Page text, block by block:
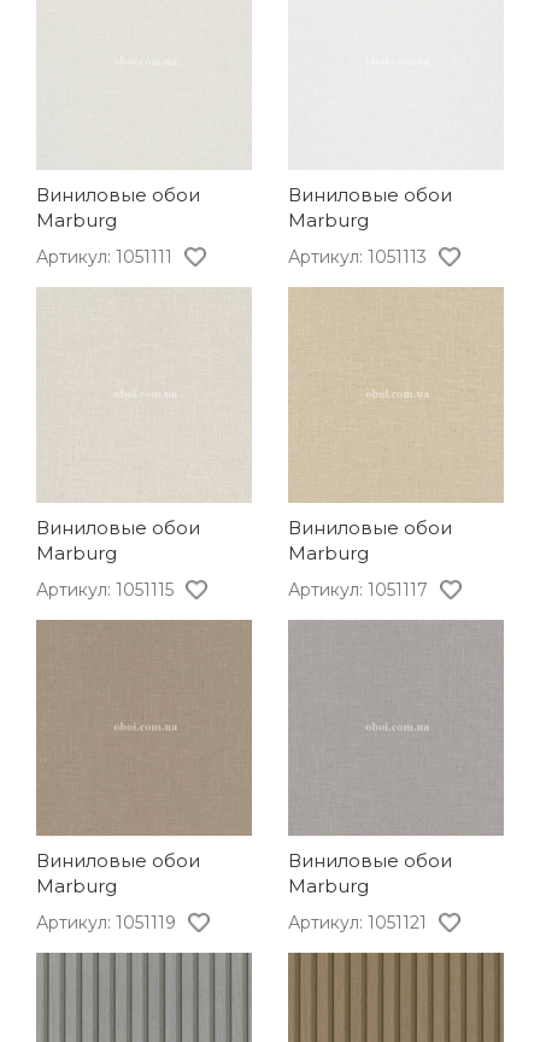
Виниловые обои
Marburg
Артикул: 1051111
Виниловые обои
Marburg
Артикул: 1051113
Виниловые обои
Marburg
Артикул: 1051115
Виниловые обои
Marburg
Артикул: 1051117
Виниловые обои
Marburg
Артикул: 1051119
Виниловые обои
Marburg
Артикул: 1051121